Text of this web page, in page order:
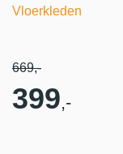
Vloerkleden
669,-
399,-